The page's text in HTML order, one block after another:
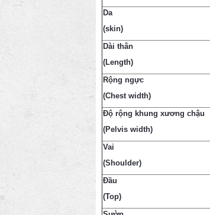
Da
(skin)
Dài thân
(Length)
Rộng ngực
(Chest width)
Độ rộng khung xương chậu
(Pelvis width)
Vai
(Shoulder)
Đầu
(Top)